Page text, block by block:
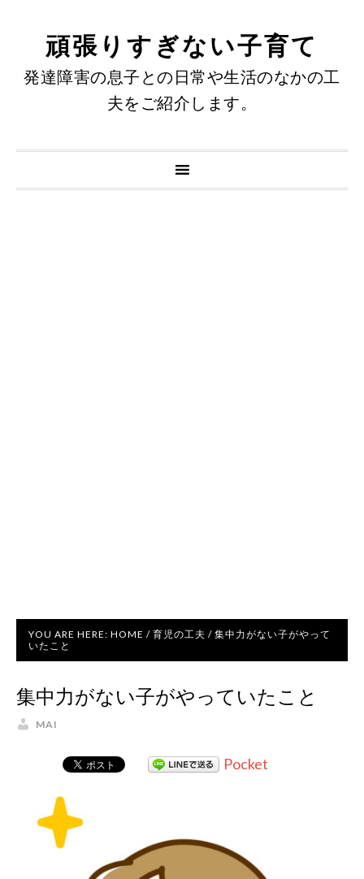
頑張りすぎない子育て
発達障害の息子との日常や生活のなかの工
夫をご紹介します。
YOU ARE HERE: HOME / 育児の工夫 / 集中力がない子がやって
いたこと
集中力がない子がやっていたこと
MAI
Pocket